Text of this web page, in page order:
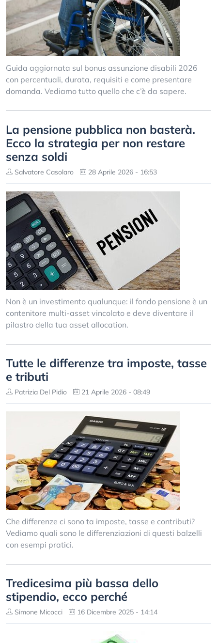
Guida aggiornata sul bonus assunzione disabili 2026
con percentuali, durata, requisiti e come presentare
domanda. Vediamo tutto quello che c’è da sapere.
La pensione pubblica non basterà.
Ecco la strategia per non restare
senza soldi
Salvatore Casolaro 28 Aprile 2026 - 16:53
Non è un investimento qualunque: il fondo pensione è un
contenitore multi-asset vincolato e deve diventare il
pilastro della tua asset allocation.
Tutte le differenze tra imposte, tasse
e tributi
Patrizia Del Pidio 21 Aprile 2026 - 08:49
Che differenze ci sono ta imposte, tasse e contributi?
Vediamo quali sono le differenziazioni di questi balzelli
con esempi pratici.
Tredicesima più bassa dello
stipendio, ecco perché
Simone Micocci 16 Dicembre 2025 - 14:14